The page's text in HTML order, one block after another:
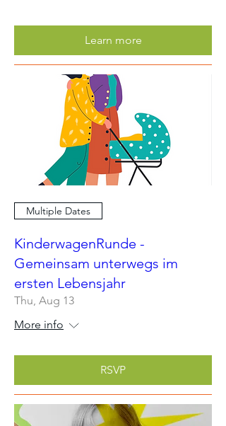
Learn more
Multiple Dates
KinderwagenRunde -
Gemeinsam unterwegs im
ersten Lebensjahr
Thu, Aug 13
More info
RSVP